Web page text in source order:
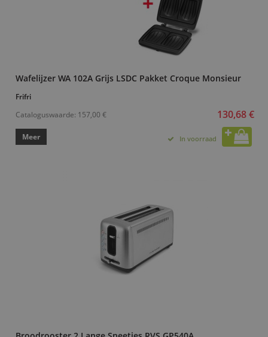
Wafelijzer WA 102A Grijs LSDC Pakket Croque Monsieur
Frifri
Cataloguswaarde: 157,00 € 130,68 €
Meer In voorraad